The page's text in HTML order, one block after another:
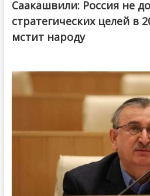
Саакашвили: Россия не
стратегических целей в
мстит народу